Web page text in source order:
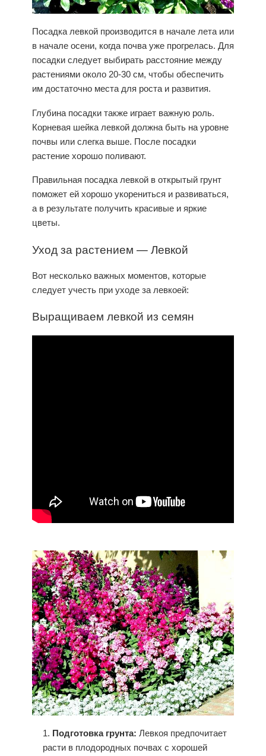
Посадка левкой производится в начале лета или
в начале осени, когда почва уже прогрелась. Для
посадки следует выбирать расстояние между
растениями около 20-30 см, чтобы обеспечить
им достаточно места для роста и развития.
Глубина посадки также играет важную роль.
Корневая шейка левкой должна быть на уровне
почвы или слегка выше. После посадки
растение хорошо поливают.
Правильная посадка левкой в открытый грунт
поможет ей хорошо укорениться и развиваться,
а в результате получить красивые и яркие
цветы.
Уходза растением — Левкой
Вот несколько важных моментов, которые
следует учесть при уходе за левкоей:
Выращиваем левкой из семян
Подготовка грунта: Левкоя предпочитает
расти в плодородных почвах с хорошей